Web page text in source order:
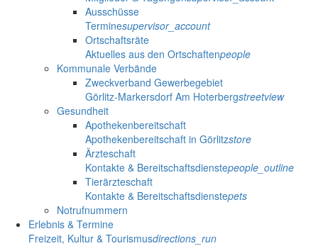
Ausschüsse
Terminesupervisor_account
Ortschaftsräte
Aktuelles aus den Ortschaftenpeople
Kommunale Verbände
Zweckverband Gewerbegebiet
Görlitz-Markersdorf Am Hoterbergstreetview
Gesundheit
Apothekenbereitschaft
Apothekenbereitschaft in Görlitzstore
Ärzteschaft
Kontakte & Bereitschaftsdienstepeople_outline
Tierärzteschaft
Kontakte & Bereitschaftsdienstepets
Notrufnummern
Erlebnis & Termine
Freizeit, Kultur & Tourismusdirections_run